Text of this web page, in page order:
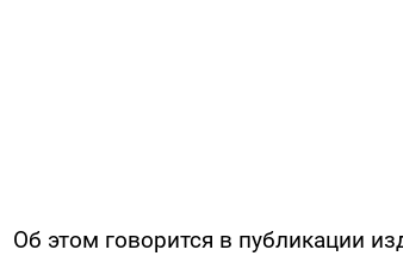
Об этом говорится в публикации